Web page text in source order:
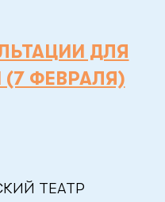
ДЛЯ
ФЕВРАЛЯ)
ТЕАТР